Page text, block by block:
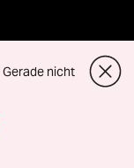
Gerade nicht